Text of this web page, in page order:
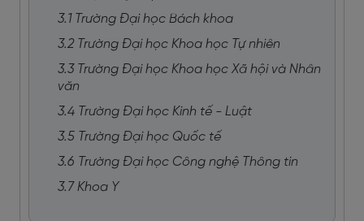
3.1 Trường Đại học Bách khoa
3.2 Trường Đại học Khoa học Tự nhiên
3.3 Trường Đại học Khoa học Xã hội và Nhân
văn
3.4 Trường Đại học Kinh tế - Luật
3.5 Trường Đại học Quốc tế
3.6 Trường Đại học Công nghệ Thông tin
3.7 Khoa Y